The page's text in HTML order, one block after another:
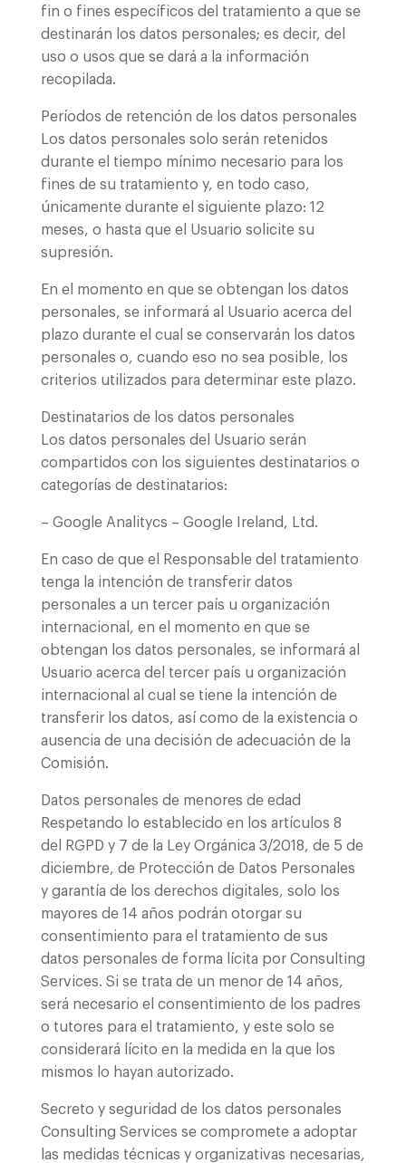
fin o fines específicos del tratamiento a que se
destinarán los datos personales; es decir, del
uso o usos que se dará a la información
recopilada.
Períodos de retención de los datos personales
Los datos personales solo serán retenidos
durante el tiempo mínimo necesario para los
fines de su tratamiento y, en todo caso,
únicamente durante el siguiente plazo: 12
meses, o hasta que el Usuario solicite su
supresión.
En el momento en que se obtengan los datos
personales, se informará al Usuario acerca del
plazo durante el cual se conservarán los datos
personales o, cuando eso no sea posible, los
criterios utilizados para determinar este plazo.
Destinatarios de los datos personales
Los datos personales del Usuario serán
compartidos con los siguientes destinatarios o
categorías de destinatarios:
– Google Analitycs – Google Ireland, Ltd.
En caso de que el Responsable del tratamiento
tenga la intención de transferir datos
personales a un tercer país u organización
internacional, en el momento en que se
obtengan los datos personales, se informará al
Usuario acerca del tercer país u organización
internacional al cual se tiene la intención de
transferir los datos, así como de la existencia o
ausencia de una decisión de adecuación de la
Comisión.
Datos personales de menores de edad
Respetando lo establecido en los artículos 8
del RGPD y 7 de la Ley Orgánica 3/2018, de 5 de
diciembre, de Protección de Datos Personales
y garantía de los derechos digitales, solo los
mayores de 14 años podrán otorgar su
consentimiento para el tratamiento de sus
datos personales de forma lícita por Consulting
Services. Si se trata de un menor de 14 años,
será necesario el consentimiento de los padres
o tutores para el tratamiento, y este solo se
considerará lícito en la medida en la que los
mismos lo hayan autorizado.
Secreto y seguridad de los datos personales
Consulting Services se compromete a adoptar
las medidas técnicas y organizativas necesarias,